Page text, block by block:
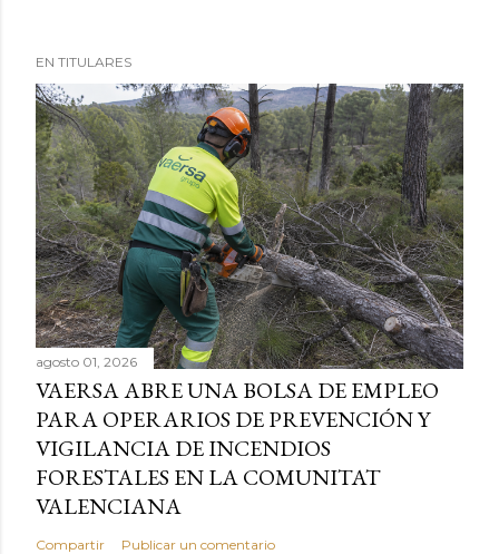
EN TITULARES
agosto 01, 2026
VAERSA ABRE UNA BOLSA DE EMPLEO
PARA OPERARIOS DE PREVENCIÓN Y
VIGILANCIA DE INCENDIOS
FORESTALES EN LA COMUNITAT
VALENCIANA
Compartir Publicar un comentario